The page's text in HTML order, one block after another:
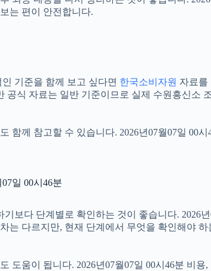
는 편이 안전합니다.
기준을 함께 보고 싶다면 한국소비자원 자료를
식 자료는 일반 기준이므로 실제 수원흥신소
함께 참고할 수 있습니다. 2026년07월07일 00
일 00시46분
보다 단계별로 확인하는 것이 좋습니다. 2026
는 다르지만, 현재 단계에서 무엇을 확인해야
도움이 됩니다. 2026년07월07일 00시46분 비